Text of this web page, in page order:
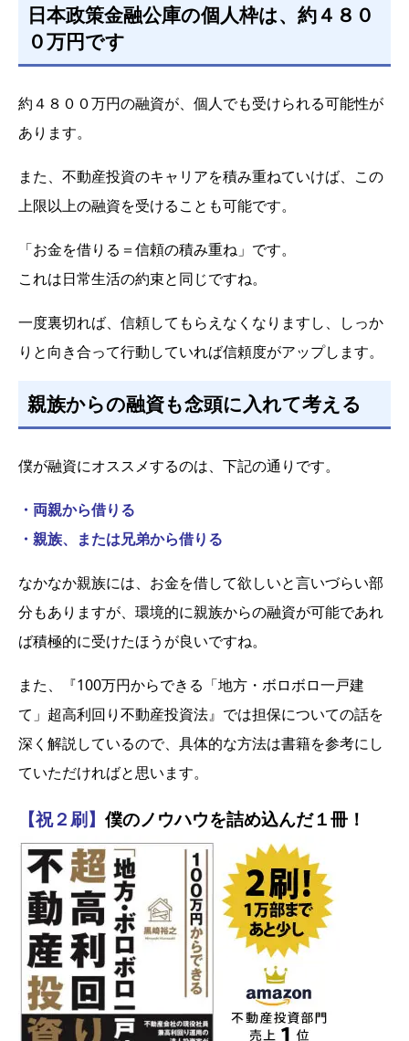
日本政策金融公庫の個人枠は、約４８０
０万円です
約４８００万円の融資が、個人でも受けられる可能性が
あります。
また、不動産投資のキャリアを積み重ねていけば、この
上限以上の融資を受けることも可能です。
「お金を借りる＝信頼の積み重ね」です。
これは日常生活の約束と同じですね。
一度裏切れば、信頼してもらえなくなりますし、しっか
りと向き合って行動していれば信頼度がアップします。
親族からの融資も念頭に入れて考える
僕が融資にオススメするのは、下記の通りです。
・両親から借りる
・親族、または兄弟から借りる
なかなか親族には、お金を借して欲しいと言いづらい部
分もありますが、環境的に親族からの融資が可能であれ
ば積極的に受けたほうが良いですね。
また、『100万円からできる「地方・ボロボロ一戸建
て」超高利回り不動産投資法』では担保についての話を
深く解説しているので、具体的な方法は書籍を参考にし
ていただければと思います。
【祝２刷】 僕のノウハウを詰め込んだ１冊！